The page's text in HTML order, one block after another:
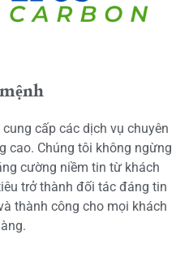
cấp các dịch vụ chuyên
cao. Chúng tôi không ngừng
cường niềm tin từ khách
trở thành đối tác đáng tin
thành công cho mọi khách